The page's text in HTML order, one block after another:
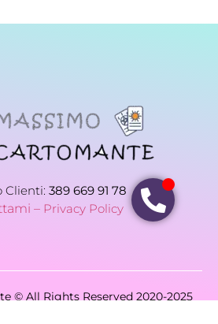
Clienti: 389 669 91 78
– Privacy Policy
© All Rights Reserved 2020-2025